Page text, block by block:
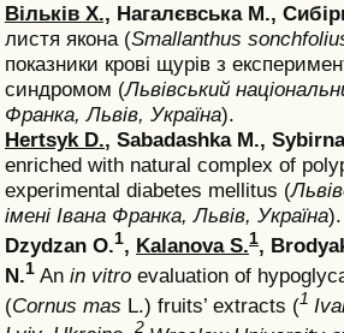
Вільків Х., Нагалєвська М.,
листя якона (Smallanthus
показники крові щурів з
синдромом (Львівський
Франка, Львів, Україна).
Hertsyk D., Sabadashka M.,
enriched with natural complex of
experimental diabetes mellitus (
імені Івана Франка, Львів, Україна).
Dzydzan O.1, Kalanova S.1,
N.1 An in vitro evaluation of
(Cornus mas L.) fruits’ extracts (1
2